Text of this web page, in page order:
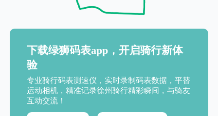
下载绿狮码表app，开启骑行新体
验
专业骑行码表测速仪，实时录制码表数据，平替
运动相机，精准记录徐州骑行精彩瞬间，与骑友
互动交流！